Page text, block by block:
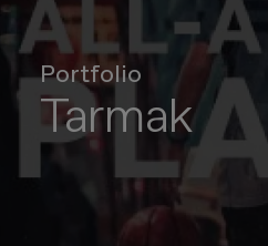
Portfolio
Tarmak